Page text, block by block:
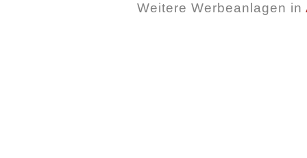
Weitere Werbeanlagen in